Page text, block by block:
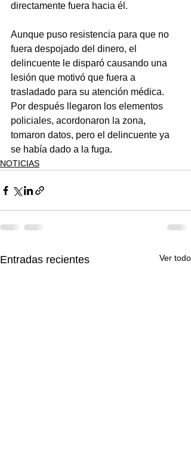
directamente fuera hacia él.
Aunque puso resistencia para que no
fuera despojado del dinero, el
delincuente le disparó causando una
lesión que motivó que fuera a
trasladado para su atención médica.
Por después llegaron los elementos
policiales, acordonaron la zona,
tomaron datos, pero el delincuente ya
se había dado a la fuga.
NOTICIAS
Entradas recientes Ver todo